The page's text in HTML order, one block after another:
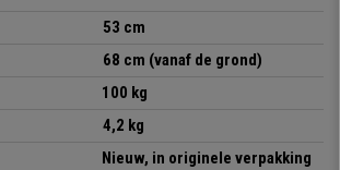
dikke vulling
53 cm
68 cm (vanaf de grond)
100 kg
4,2 kg
Nieuw, in originele verpakking